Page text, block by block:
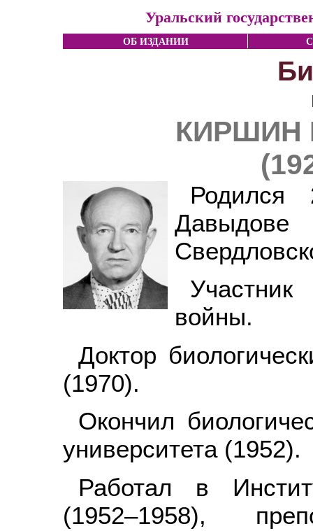
Уральский
ОБ ИЗДАНИИ
КИРШИН
войны.
Доктор
(1970).
Окончил
университета (1952).
Работал в
(1952–1958),